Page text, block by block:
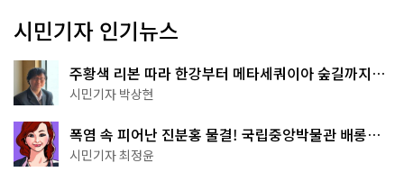
시민기자 인기뉴스
주황색 리본 따라 한강부터 메타세쿼이아 숲길까지…
서울둘레길 15코스
시민기자 박상현
폭염 속 피어난 진분홍 물결! 국립중앙박물관 배롱나
무 명소
시민기자 최정윤